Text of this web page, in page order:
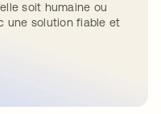
soit humaine ou
une solution fiable et
onglet